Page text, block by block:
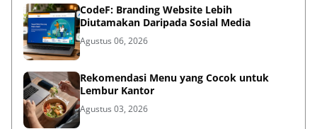
CodeF: Branding Website Lebih
Diutamakan Daripada Sosial Media
Agustus 06, 2026
Rekomendasi Menu yang Cocok untuk
Lembur Kantor
Agustus 03, 2026